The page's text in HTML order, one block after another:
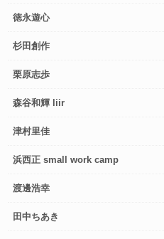
徳永遊心
杉田創作
栗原志歩
森谷和輝 liir
津村里佳
浜西正 small work camp
渡邊浩幸
田中ちあき